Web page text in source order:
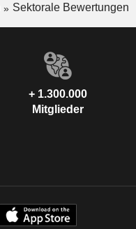
Sektorale Bewertungen
+ 1.300.000
Mitglieder